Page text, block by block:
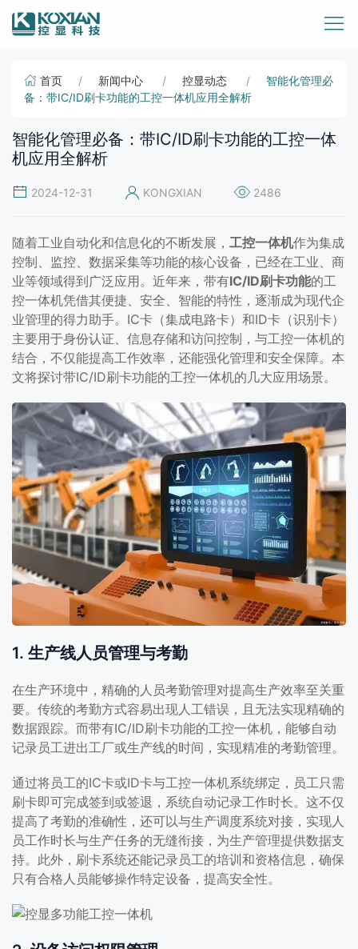
首页 新闻中心 控显动态
智能化管理必
备：带IC/ID刷卡功能的工控一体机应用全解析
智能化管理必备：带IC/ID刷卡功能的工控一体
机应用全解析
2024-12-31 KONGXIAN 2486
随着工业自动化和信息化的不断发展， 工控一体机作为集成
控制、监控、数据采集等功能的核心设备，已经在工业、商
业等领域得到广泛应用。近年来，带有IC/ID刷卡功能的工
控一体机凭借其便捷、安全、智能的特性，逐渐成为现代企
业管理的得力助手。IC卡（集成电路卡）和ID卡（识别卡）
主要用于身份认证、信息存储和访问控制，与工控一体机的
结合，不仅能提高工作效率，还能强化管理和安全保障。本
文将探讨带IC/ID刷卡功能的工控一体机的几大应用场景。
1. 生产线人员管理与考勤
在生产环境中，精确的人员考勤管理对提高生产效率至关重
要。传统的考勤方式容易出现人工错误，且无法实现精确的
数据跟踪。而带有IC/ID刷卡功能的工控一体机，能够自动
记录员工进出工厂或生产线的时间，实现精准的考勤管理。
通过将员工的IC卡或ID卡与工控一体机系统绑定，员工只需
刷卡即可完成签到或签退，系统自动记录工作时长。这不仅
提高了考勤的准确性，还可以与生产调度系统对接，实现人
员工作时长与生产任务的无缝衔接，为生产管理提供数据支
持。此外，刷卡系统还能记录员工的培训和资格信息，确保
只有合格人员能够操作特定设备，提高安全性。